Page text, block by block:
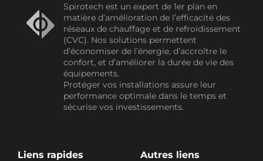
Spirotech est un expert de 1er plan en
matière d’amélioration de l’efficacité des
réseaux de chauffage et de refroidissement
(CVC). Nos solutions permettent
d’économiser de l’énergie, d’accroître le
confort, et d’améliorer la durée de vie des
équipements.
Protéger vos installations assure leur
performance optimale dans le temps et
sécurise vos investissements.
Liens rapides Autres liens